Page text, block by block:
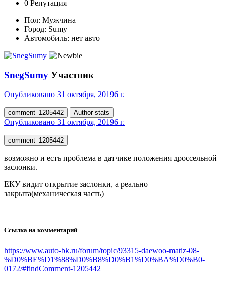
0 Репутация
Пол: Мужчина
Город: Sumy
Автомобиль: нет авто
SnegSumy Участник
Опубликовано 31 октября, 20196 г.
comment_1205442 Author stats
Опубликовано 31 октября, 20196 г.
comment_1205442
возможно и есть проблема в датчике положения дроссельной
заслонки.
ЕКУ видит открытие заслонки, а реально
закрыта(механическая часть)
Ссылка на комментарий
https://www.auto-bk.ru/forum/topic/93315-daewoo-matiz-08-
%D0%BE%D1%88%D0%B8%D0%B1%D0%BA%D0%B0-
0172/#findComment-1205442